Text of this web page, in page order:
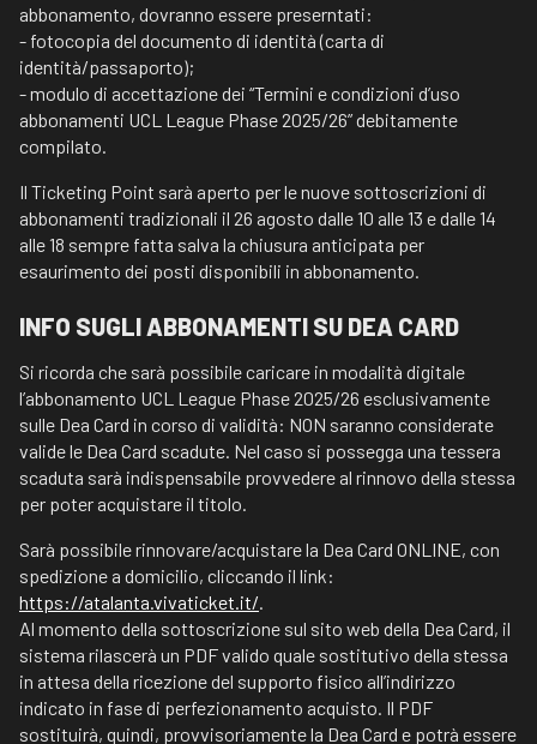
abbonamento, dovranno essere preserntati:
- fotocopia del documento di identità (carta di
identità/passaporto);
- modulo di accettazione dei “Termini e condizioni d’uso
abbonamenti UCL League Phase 2025/26” debitamente
compilato.
Il Ticketing Point sarà aperto per le nuove sottoscrizioni di
abbonamenti tradizionali il 26 agosto dalle 10 alle 13 e dalle 14
alle 18 sempre fatta salva la chiusura anticipata per
esaurimento dei posti disponibili in abbonamento.
INFO SUGLI ABBONAMENTI SU DEA CARD
Si ricorda che sarà possibile caricare in modalità digitale
l’abbonamento UCL League Phase 2025/26 esclusivamente
sulle Dea Card in corso di validità: NON saranno considerate
valide le Dea Card scadute. Nel caso si possegga una tessera
scaduta sarà indispensabile provvedere al rinnovo della stessa
per poter acquistare il titolo.
Sarà possibile rinnovare/acquistare la Dea Card ONLINE, con
spedizione a domicilio, cliccando il link:
https://atalanta.vivaticket.it/
Al momento della sottoscrizione sul sito web della Dea Card, il
sistema rilascerà un PDF valido quale sostitutivo della stessa
in attesa della ricezione del supporto fisico all’indirizzo
indicato in fase di perfezionamento acquisto. Il PDF
sostituirà, quindi, provvisoriamente la Dea Card e potrà essere